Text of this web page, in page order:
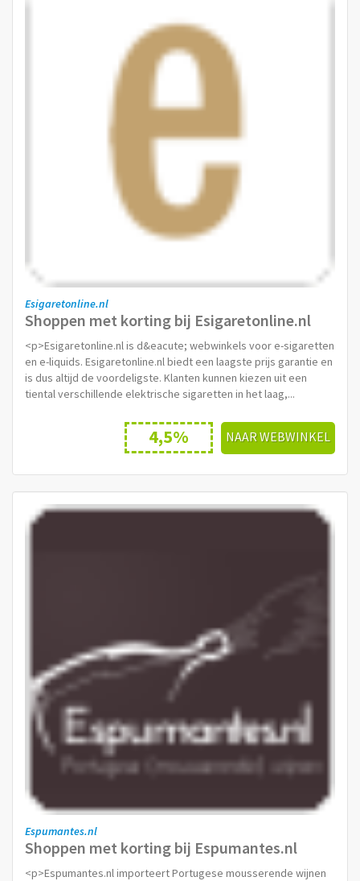
Esigaretonline.nl
Shoppen met korting bij Esigaretonline.nl
<p>Esigaretonline.nl is d&eacute; webwinkels voor e-sigaretten
en e-liquids. Esigaretonline.nl biedt een laagste prijs garantie en
is dus altijd de voordeligste. Klanten kunnen kiezen uit een
tiental verschillende elektrische sigaretten in het laag,...
NAAR WEBWINKEL
4,5%
Espumantes.nl
Shoppen met korting bij Espumantes.nl
<p>Espumantes.nl importeert Portugese mousserende wijnen